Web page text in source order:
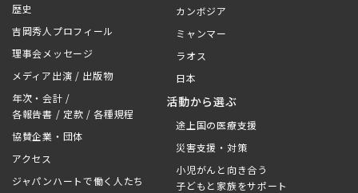
歴史
吉岡秀人プロフィール
理事会メッセージ
メディア出演 / 出版物
年次・会計 /
各報告書 / 定款 / 各種規程
協賛企業・団体
アクセス
ジャパンハートで働く人たち
カンボジア
ミャンマー
ラオス
日本
活動から選ぶ
途上国の医療支援
災害支援・対策
小児がんと向き合う
子どもと家族をサポート